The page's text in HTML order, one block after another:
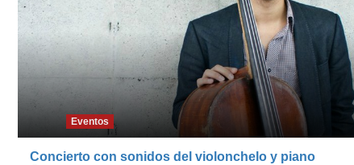
Eventos
Concierto con sonidos del violonchelo y piano